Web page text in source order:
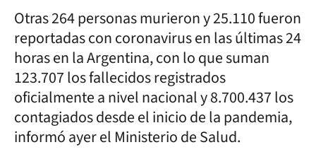
Otras 264 personas murieron y 25.110 fueron
reportadas con coronavirus en las últimas 24
horas en la Argentina, con lo que suman
123.707 los fallecidos registrados
oficialmente a nivel nacional y 8.700.437 los
contagiados desde el inicio de la pandemia,
informó ayer el Ministerio de Salud.